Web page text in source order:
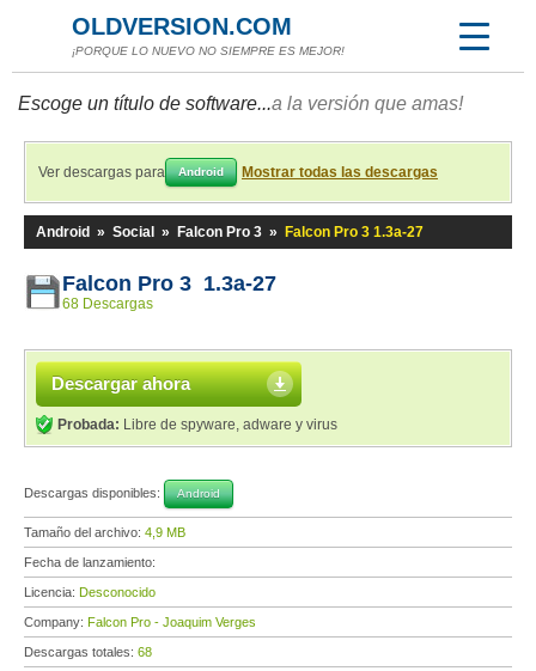
OLDVERSION.COM
¡PORQUE LO NUEVO NO SIEMPRE ES MEJOR!
Escoge un título de software...a la versión que amas!
Ver descargas para Android Mostrar todas las descargas
Android » Social » Falcon Pro 3 » Falcon Pro 3 1.3a-27
Falcon Pro 3 1.3a-27
68 Descargas
Descargar ahora
Probada: Libre de spyware, adware y virus
Descargas disponibles: Android
Tamaño del archivo: 4,9 MB
Fecha de lanzamiento:
Licencia: Desconocido
Company: Falcon Pro - Joaquim Verges
Descargas totales: 68